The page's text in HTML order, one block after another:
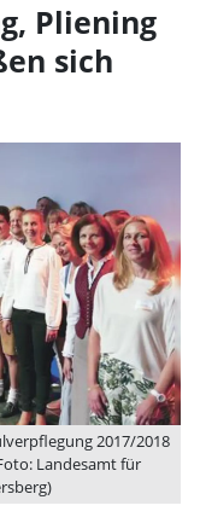
Pliening
sich
2017/2018
Landesamt für